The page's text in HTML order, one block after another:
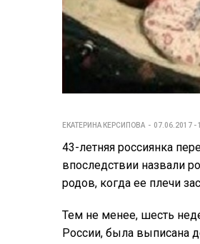
ЕКАТЕРИНА КЕРСИПОВА 07.06.2017 -
43-летняя россиянка
впоследствии назвали
родов, когда ее плечи
Тем не менее, шесть
России, была выписана